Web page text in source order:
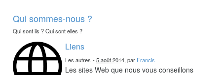
Qui sommes-nous ?
Qui sont ils ? Qui sont elles ?
Liens
Les autres -5 août 2014, par Francis
Les sites Web que nous vous conseillons